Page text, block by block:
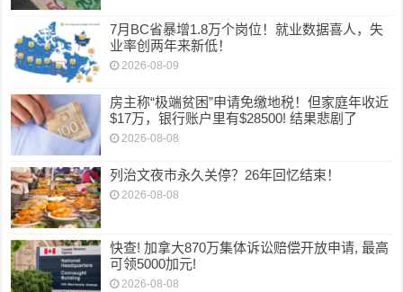
7月BC省暴增1.8万个岗位！就业数据喜人，失
业率创两年来新低！
2026-08-09
房主称“极端贫困”申请免缴地税！但家庭年收近
$17万，银行账户里有$28500! 结果悲剧了
2026-08-08
列治文夜市永久关停？26年回忆结束！
2026-08-08
快查! 加拿大870万集体诉讼赔偿开放申请, 最高
可领5000加元!
2026-08-08